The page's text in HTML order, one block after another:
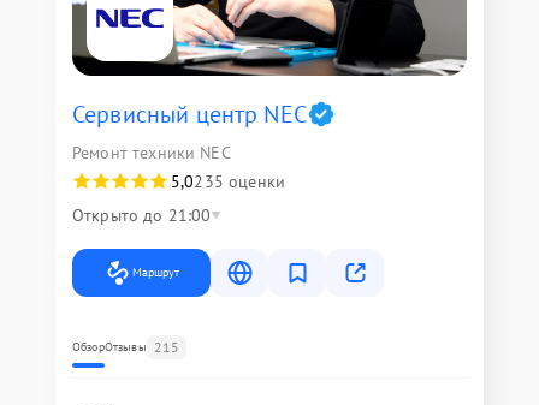
Сервисный центр NEC
Ремонт техники NEC
5,0235 оценки
Открыто до 21:00
Маршрут
ОбзорОтзывы 215